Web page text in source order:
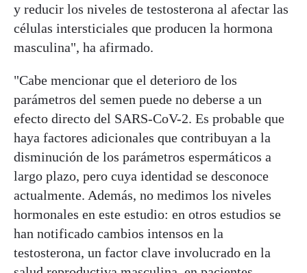
y reducir los niveles de testosterona al afectar las
células intersticiales que producen la hormona
masculina", ha afirmado.
"Cabe mencionar que el deterioro de los
parámetros del semen puede no deberse a un
efecto directo del SARS-CoV-2. Es probable que
haya factores adicionales que contribuyan a la
disminución de los parámetros espermáticos a
largo plazo, pero cuya identidad se desconoce
actualmente. Además, no medimos los niveles
hormonales en este estudio: en otros estudios se
han notificado cambios intensos en la
testosterona, un factor clave involucrado en la